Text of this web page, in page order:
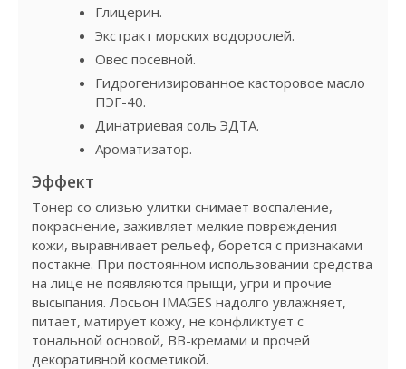
Глицерин.
Экстракт морских водорослей.
Овес посевной.
Гидрогенизированное касторовое масло
ПЭГ-40.
Динатриевая соль ЭДТА.
Ароматизатор.
Эффект
Тонер со слизью улитки снимает воспаление,
покраснение, заживляет мелкие повреждения
кожи, выравнивает рельеф, борется с признаками
постакне. При постоянном использовании средства
на лице не появляются прыщи, угри и прочие
высыпания. Лосьон IMAGES надолго увлажняет,
питает, матирует кожу, не конфликтует с
тональной основой, ВВ-кремами и прочей
декоративной косметикой.